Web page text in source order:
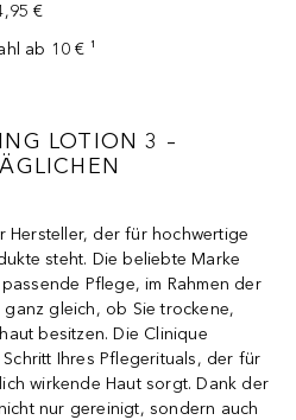
€
ab 10 € ¹
LOTION 3 –
Hersteller, der für hochwertige
steht. Die beliebte Marke
Pflege, im Rahmen der
ganz gleich, ob Sie trockene,
besitzen. Die Clinique
Ihres Pflegerituals, der für
wirkende Haut sorgt. Dank der
nur gereinigt, sondern auch